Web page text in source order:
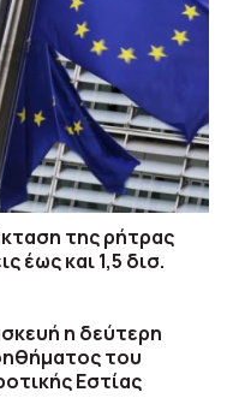
της ρήτρας
έως και 1,5 δισ.
η δεύτερη
του
Εστίας